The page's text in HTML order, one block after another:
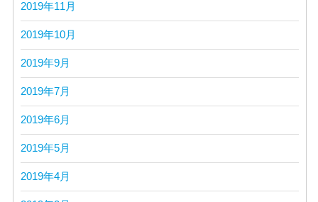
2019年11月
2019年10月
2019年9月
2019年7月
2019年6月
2019年5月
2019年4月